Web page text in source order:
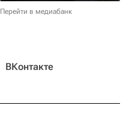
Перейти в медиабанк
ВКонтакте